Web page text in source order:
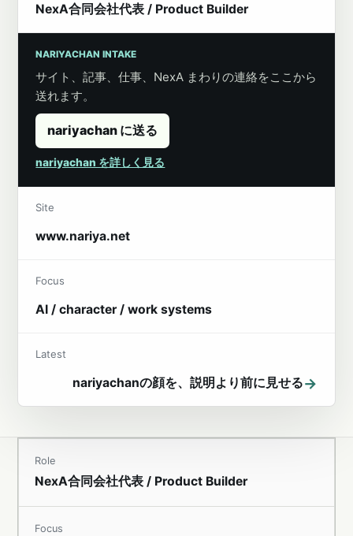
NexA合同会社代表 / Product Builder
NARIYACHAN INTAKE
サイト、記事、仕事、NexA まわりの連絡をここから
送れます。
nariyachan に送る
nariyachan を詳しく見る
Site
www.nariya.net
Focus
AI / character / work systems
Latest
nariyachanの顔を、説明より前に見せる→
Role
NexA合同会社代表 / Product Builder
Focus